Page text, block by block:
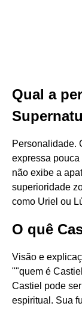
Qual a
Personalidade.
expressa
não exibe a
superioridade
como Uriel ou
O quê
Visão e
""quem é
Castiel pode
espiritual. Sua